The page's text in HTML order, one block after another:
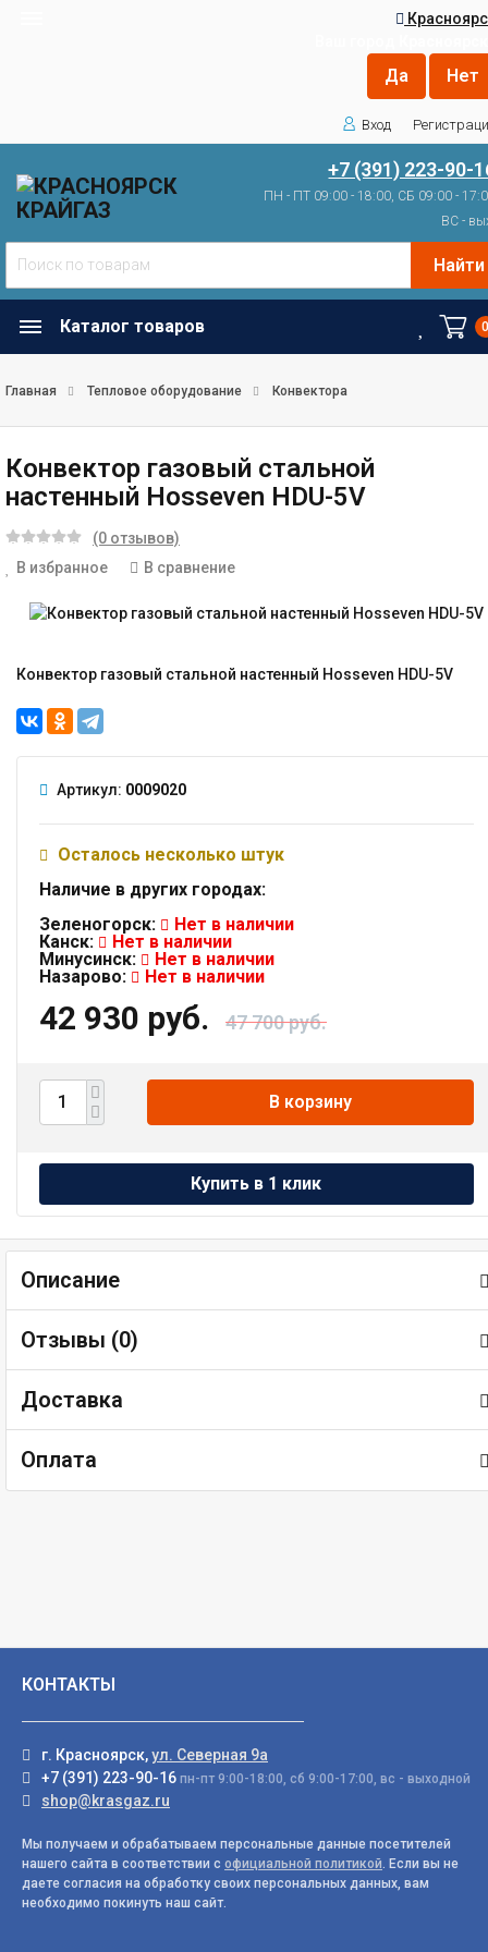
Вход
+7 (391) 223-90-
ПН - ПТ 09:00 - 18:00, СБ 09:00 -
ВС -
Найти
Каталог товаров
Главная Тепловое оборудование Конвектора
Конвектор газовый стальной
настенный Hosseven HDU-5V
(0 отзывов)
В избранное
В сравнение
Конвектор газовый стальной настенный Hosseven HDU-5V
Артикул: 0009020
Осталось несколько штук
Наличие в других городах:
Зеленогорск:
Нет в наличии
Канск:
Нет в наличии
Минусинск:
Нет в наличии
Назарово:
Нет в наличии
42 930 руб. 47 700 руб.
В корзину
Описание
Отзывы (0)
Доставка
Оплата
КОНТАКТЫ
г. Красноярск,ул. Северная 9а
+7 (391) 223-90-16 пн-пт 9:00-18:00, сб 9:00-17:00, вс - выходной
shop@krasgaz.ru
Мы получаем и обрабатываем персональные данные посетителей
нашего сайта в соответствии с официальной политикой. Если вы не
даете согласия на обработку своих персональных данных, вам
необходимо покинуть наш сайт.